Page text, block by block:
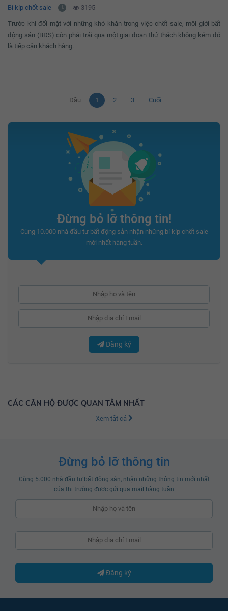
Bí kíp chốt sale 3195
Trước khi đối mặt với những khó khăn trong việc chốt sale, môi giới bất
động sản (BĐS) còn phải trải qua một giai đoạn thử thách không kém đó
là tiếp cận khách hàng.
Đầu 1 2 3 Cuối
Đừng bỏ lỡ thông tin!
Cùng 10.000 nhà đầu tư bất động sản nhận những bí kíp chốt sale
mới nhất hàng tuần.
Đăng ký
CÁC CĂN HỘ ĐƯỢC QUAN TÂM NHẤT
Xem tất cả
Đừng bỏ lỡ thông tin
Cùng 5.000 nhà đầu tư bất động sản, nhận những thông tin mới nhất
của thị trường được gửi qua mail hàng tuần
Đăng ký